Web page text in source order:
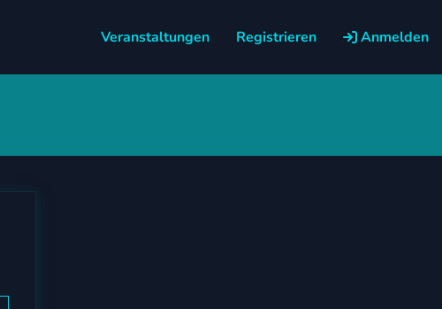
Veranstaltungen Registrieren Anmelden